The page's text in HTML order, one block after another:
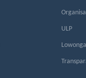
ULP